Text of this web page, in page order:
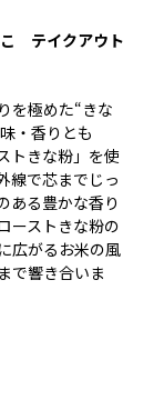
こ テイクアウト
を極めた“きな
・香りとも
トきな粉」を使
線で芯までじっ
ある豊かな香り
ーストきな粉の
広がるお米の風
で響き合いま